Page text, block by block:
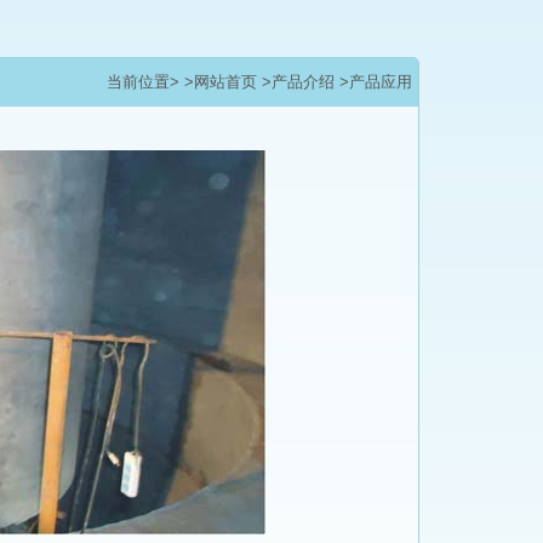
当前位置> >网站首页 >产品介绍 >产品应用